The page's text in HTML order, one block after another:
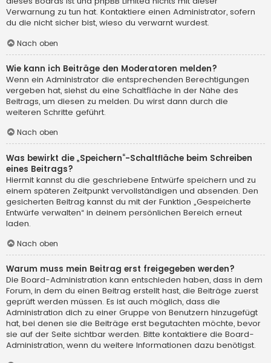
Verwarnung zu tun hat. Kontaktiere einen Administrator, sofern
du die nicht sicher bist, wieso du verwarnt wurdest.
Nach oben
Wie kann ich Beiträge den Moderatoren melden?
Wenn ein Administrator die entsprechenden Berechtigungen
vergeben hat, siehst du eine Schaltfläche in der Nähe des
Beitrags, um diesen zu melden. Du wirst dann durch die
weiteren Schritte geführt.
Nach oben
Was bewirkt die „Speichern“-Schaltfläche beim Schreiben
eines Beitrags?
Hiermit kannst du die geschriebene Entwürfe speichern und zu
einem späteren Zeitpunkt vervollständigen und absenden. Den
gesicherten Beitrag kannst du mit der Funktion „Gespeicherte
Entwürfe verwalten“ in deinem persönlichen Bereich erneut
laden.
Nach oben
Warum muss mein Beitrag erst freigegeben werden?
Die Board-Administration kann entschieden haben, dass in dem
Forum, in dem du einen Beitrag erstellt hast, die Beiträge zuerst
geprüft werden müssen. Es ist auch möglich, dass die
Administration dich zu einer Gruppe von Benutzern hinzugefügt
hat, bei denen sie die Beiträge erst begutachten möchte, bevor
sie auf der Seite sichtbar werden. Bitte kontaktiere die Board-
Administration, wenn du weitere Informationen dazu benötigst.